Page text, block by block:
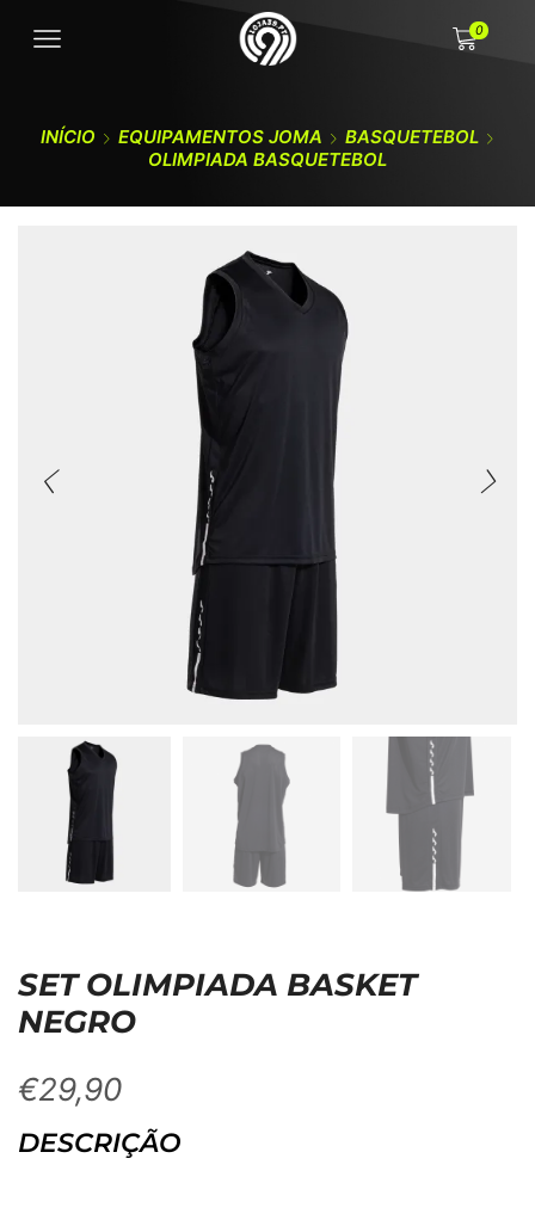
0
INÍCIO EQUIPAMENTOS JOMA
BASQUETEBOL
OLIMPIADA BASQUETEBOL
SET OLIMPIADA BASKET
NEGRO
€29,90
DESCRIÇÃO